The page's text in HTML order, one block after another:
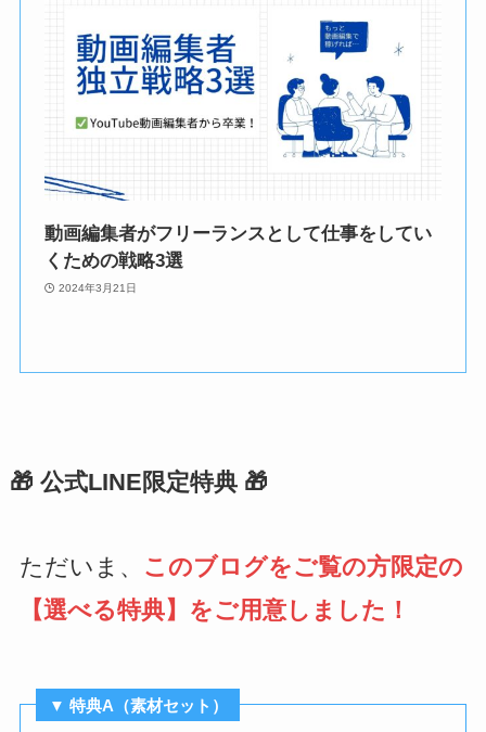
動画編集者がフリーランスとして仕事をしてい
くための戦略3選
2024年3月21日
🎁 公式LINE限定特典 🎁
ただいま、 このブログをご覧の方限定の
【選べる特典】をご用意しました！
▼ 特典A（素材セット）